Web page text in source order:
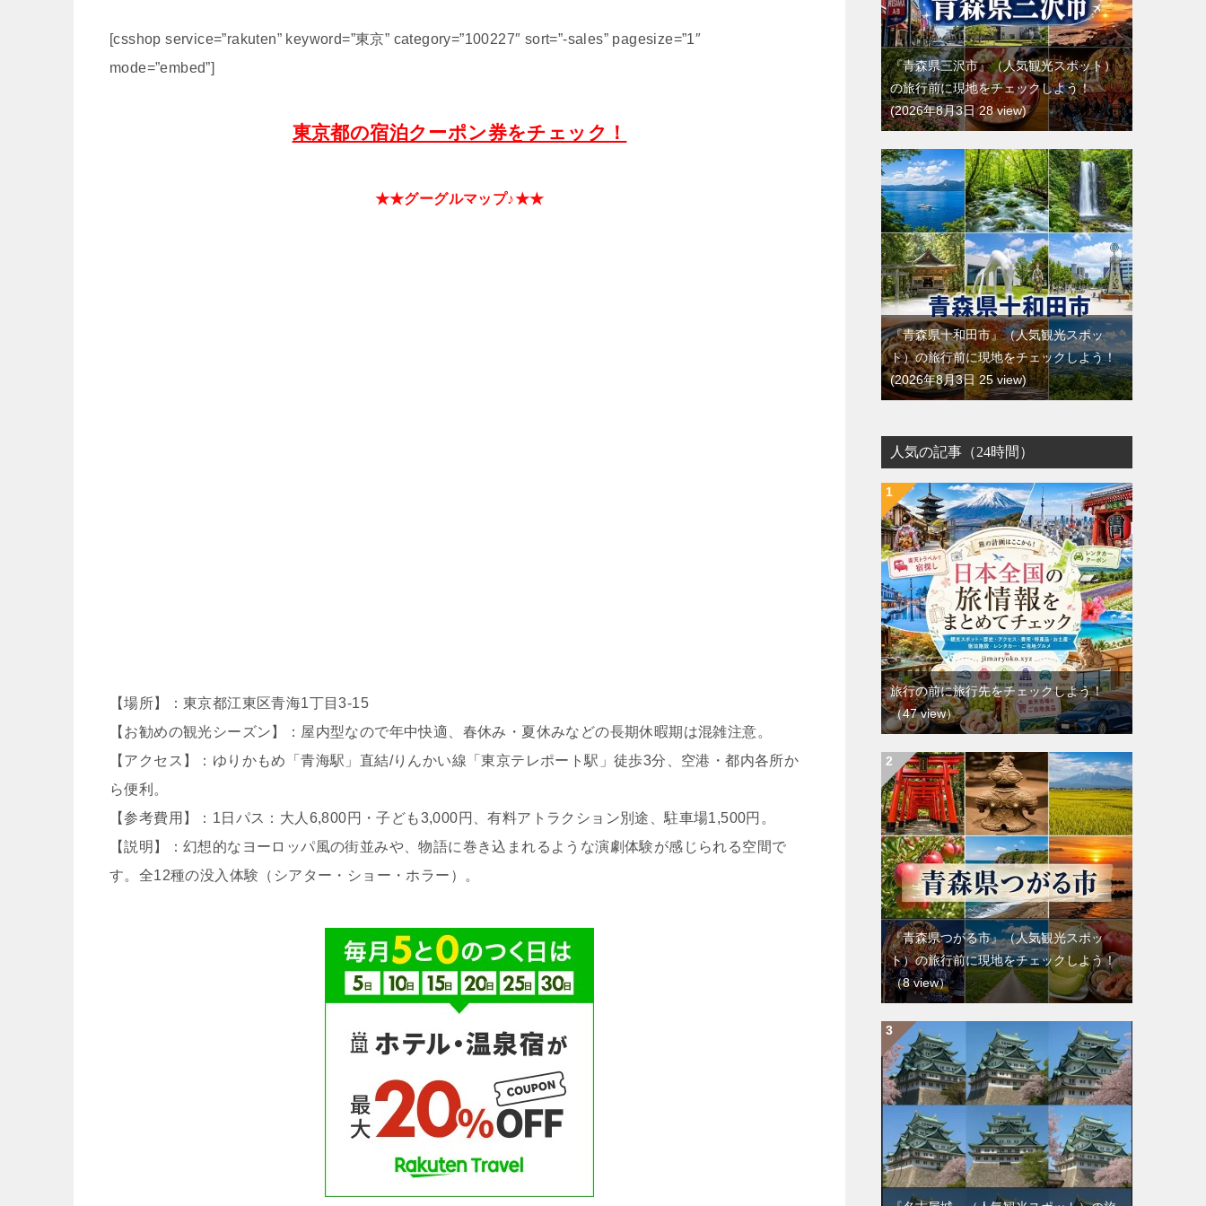
[csshop service=”rakuten” keyword=”東京” category=”100227″ sort=”-sales” pagesize=”1″
mode=”embed”]
東京都の宿泊クーポン券をチェック！
★★グーグルマップ♪★★
【場所】：東京都江東区青海1丁目3-15
【お勧めの観光シーズン】：屋内型なので年中快適、春休み・夏休みなどの長期休暇期は混雑注意。
【アクセス】：ゆりかもめ「青海駅」直結/りんかい線「東京テレポート駅」徒歩3分、空港・都内各所か
ら便利。
【参考費用】：1日パス：大人6,800円・子ども3,000円、有料アトラクション別途、駐車場1,500円。
【説明】：幻想的なヨーロッパ風の街並みや、物語に巻き込まれるような演劇体験が感じられる空間で
す。全12種の没入体験（シアター・ショー・ホラー）。
『青森県三沢市』（人気観光スポット）
の旅行前に現地をチェックしよう！
2026年8月3日 28 view
『青森県十和田市』（人気観光スポッ
ト）の旅行前に現地をチェックしよう！
2026年8月3日 25 view
人気の記事（24時間）
旅行の前に旅行先をチェックしよう！
（47 view）
『青森県つがる市』（人気観光スポッ
ト）の旅行前に現地をチェックしよう！
（8 view）